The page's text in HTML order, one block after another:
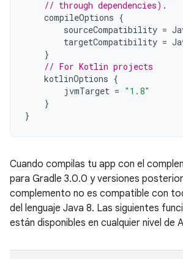
// through dependencies).
compileOptions {
sourceCompatibility =
targetCompatibility =
}
// For Kotlin projects
kotlinOptions {
jvmTarget = "1.8"
}
}
Cuando compilas tu app con el
para Gradle 3.0.0 y versiones
complemento no es compatible con
del lenguaje Java 8. Las siguientes
están disponibles en cualquier nivel de